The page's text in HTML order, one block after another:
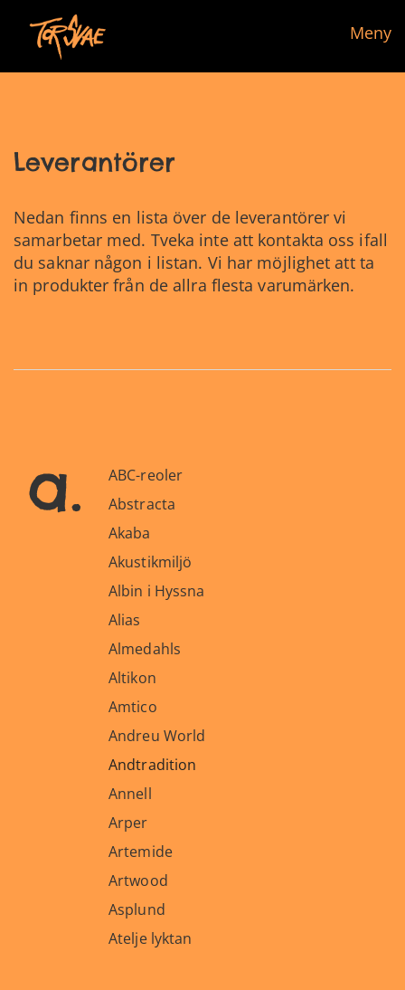
Meny
Leverantörer
Nedan finns en lista över de leverantörer vi
samarbetar med. Tveka inte att kontakta oss ifall
du saknar någon i listan. Vi har möjlighet att ta
in produkter från de allra flesta varumärken.
a.
ABC-reoler
Abstracta
Akaba
Akustikmiljö
Albin i Hyssna
Alias
Almedahls
Altikon
Amtico
Andreu World
Andtradition
Annell
Arper
Artemide
Artwood
Asplund
Atelje lyktan